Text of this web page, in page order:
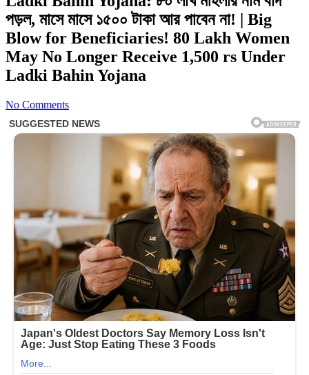
পড়ল, মাসে মাসে ১৫০০ টাকা আর পাবেন না! | Big
Blow for Beneficiaries! 80 Lakh Women
May No Longer Receive 1,500 rs Under
Ladki Bahin Yojana
No Comments